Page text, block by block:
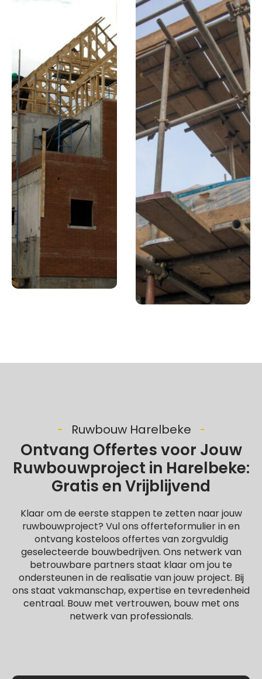
Ruwbouw Harelbeke
Ontvang Offertes voor Jouw
Ruwbouwproject in Harelbeke:
Gratis en Vrijblijvend
Klaar om de eerste stappen te zetten naar jouw
ruwbouwproject? Vul ons offerteformulier in en
ontvang kosteloos offertes van zorgvuldig
geselecteerde bouwbedrijven. Ons netwerk van
betrouwbare partners staat klaar om jou te
ondersteunen in de realisatie van jouw project. Bij
ons staat vakmanschap, expertise en tevredenheid
centraal. Bouw met vertrouwen, bouw met ons
netwerk van professionals.